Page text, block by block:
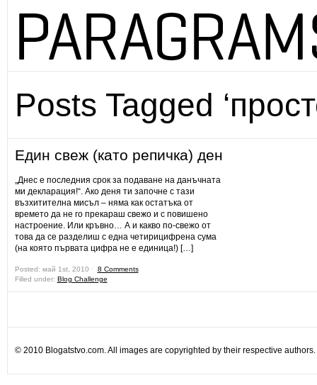
Posts Tagged
Един свеж (като репичка) ден
„Днес е последния срок за подаване на данъчната
ми декларация!“. Ако деня ти започне с тази
възхитителна мисъл – няма как остатъка от
времето да не го прекараш свежо и с повишено
настроение. Или кръвно… А и какво по-свежо от
това да се разделиш с една четирицифрена сума
(на която първата цифра не е единица!) […]
Posted: май 1st, 2010 ˑ 8 Comments
Filled under: Blog Challenge
© 2010 Blogatstvo.com. All images are copyrighted by their respective authors.